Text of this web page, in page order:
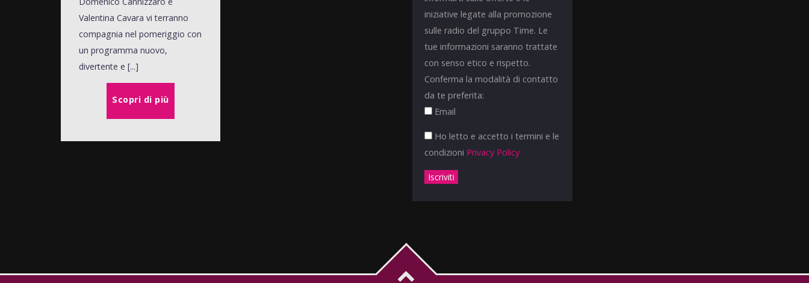
Valentina Cavara vi terranno
compagnia nel pomeriggio con
un programma nuovo,
divertente e [...]
Scopri di più
iniziative legate alla promozione
sulle radio del gruppo Time. Le
tue informazioni saranno trattate
con senso etico e rispetto.
Conferma la modalità di contatto
da te preferita:
Email
Ho letto e accetto i termini e le
condizioni Privacy Policy